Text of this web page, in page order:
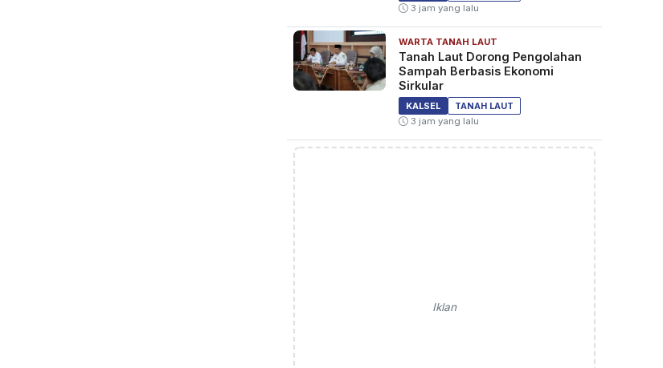
3 jam yang lalu
WARTA TANAH LAUT
Tanah Laut Dorong Pengolahan
Sampah Berbasis Ekonomi
Sirkular
KALSEL
TANAH LAUT
3 jam yang lalu
Iklan